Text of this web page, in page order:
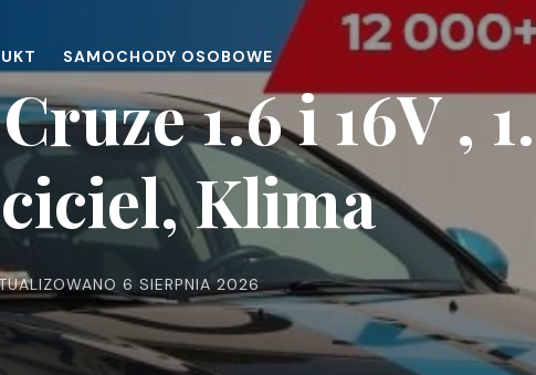
SAMOCHODY OSOBOWE
1.6 i 16V , 1.
Klima
6 SIERPNIA 2026